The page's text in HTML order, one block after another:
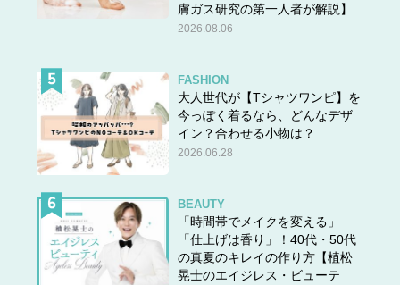
膚ガス研究の第一人者が解説】
2026.08.06
FASHION
大人世代が【Tシャツワンピ】を
今っぽく着るなら、どんなデザ
イン？合わせる小物は？
2026.06.28
BEAUTY
「時間帯でメイクを変える」
「仕上げは香り」！40代・50代
の真夏のキレイの作り方【植松
晃士のエイジレス・ビューテ